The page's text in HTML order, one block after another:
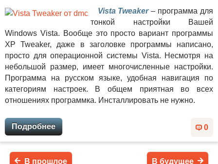
Vista Tweaker– программа для
тонкой настройки Вашей
Windows Vista. Вообще это просто вариант программы
XP Tweaker, даже в заголовке программы написано,
просто для операционной системы Vista. Несмотря на
небольшой размер, имеет многочисленные настройки.
Программа на русском языке, удобная навигация по
категориям настроек. В общем приятная во всех
отношениях программка. Инсталлировать не нужно.
0
Подробнее
В будущее
В прошлое